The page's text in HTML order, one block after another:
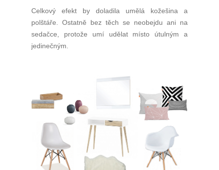
Celkový efekt by doladila umělá kožešina a
polštáře. Ostatně bez těch se neobejdu ani na
sedačce, protože umí udělat místo útulným a
jedinečným.